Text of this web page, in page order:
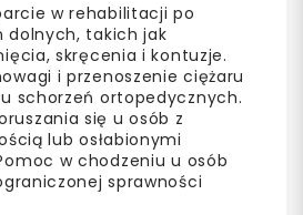
w rehabilitacji po
dolnych, takich jak
skręcenia i kontuzje.
i przenoszenie ciężaru
schorzeń ortopedycznych.
się u osób z
lub osłabionymi
w chodzeniu u osób
sprawności